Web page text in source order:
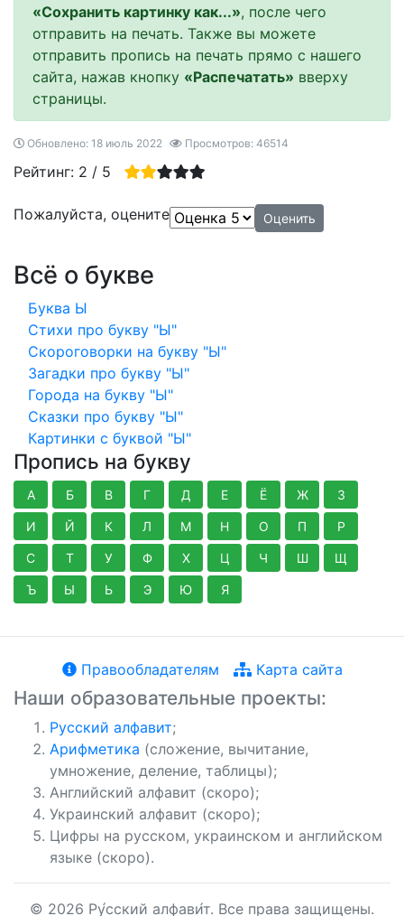
«Сохранить картинку как...», после чего
отправить на печать. Также вы можете
отправить пропись на печать прямо с нашего
сайта, нажав кнопку «Распечатать» вверху
страницы.
Обновлено: 18 июль 2022 Просмотров: 46514
Рейтинг: 2 / 5
Пожалуйста, оцените
Всё о букве
Буква Ы
Стихи про букву "Ы"
Скороговорки на букву "Ы"
Загадки про букву "Ы"
Города на букву "Ы"
Сказки про букву "Ы"
Картинки с буквой "Ы"
Пропись на букву
А Б В Г Д Е Ё Ж З
И Й К Л М Н О П Р
С Т У Ф Х Ц Ч Ш Щ
Ъ Ы Ь Э Ю Я
Правообладателям Карта сайта
Наши образовательные проекты:
Русский алфавит;
Арифметика (сложение, вычитание,
умножение, деление, таблицы);
Английский алфавит (скоро);
Украинский алфавит (скоро);
Цифры на русском, украинском и английском
языке (скоро).
© 2026 Ру́сский алфави́т. Все права защищены.